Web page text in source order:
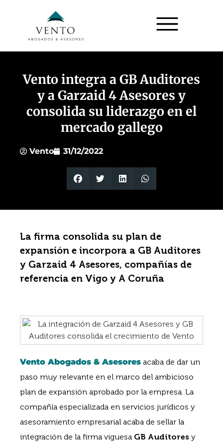
Vento integra a GB Auditores
y a Garzaid 4 Asesores y
consolida su liderazgo en el
mercado gallego
Vento 31/12/2022
La firma consolida su plan de
expansión e incorpora a GB Auditores
y Garzaid 4 Asesores, compañías de
referencia en Vigo y A Coruña
Vento Abogados & Asesores acaba de dar un
paso muy relevante en el marco del ambicioso
plan de expansión aprobado por la empresa. La
compañía especializada en servicios jurídicos y
asesoramiento empresarial acaba de sellar la
integración de la firma viguesa GB Auditores y